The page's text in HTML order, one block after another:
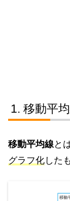
移動平
移動平均線 と
グラフ化 した